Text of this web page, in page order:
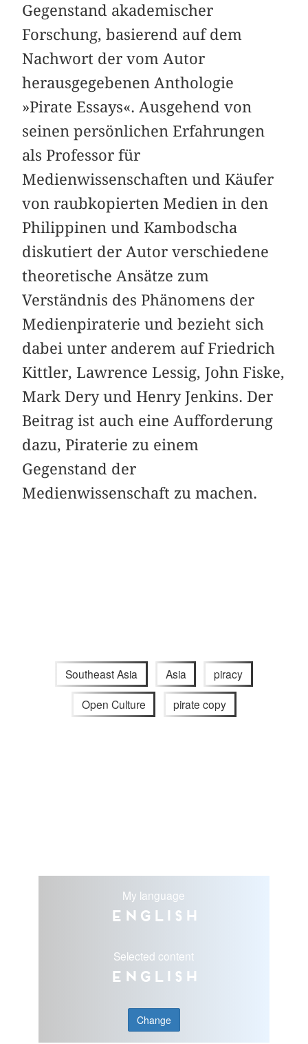
Gegenstand akademischer
Forschung, basierend auf dem
Nachwort der vom Autor
herausgegebenen Anthologie
»Pirate Essays«. Ausgehend von
seinen persönlichen Erfahrungen
als Professor für
Medienwissenschaften und Käufer
von raubkopierten Medien in den
Philippinen und Kambodscha
diskutiert der Autor verschiedene
theoretische Ansätze zum
Verständnis des Phänomens der
Medienpiraterie und bezieht sich
dabei unter anderem auf Friedrich
Kittler, Lawrence Lessig, John Fiske,
Mark Dery und Henry Jenkins. Der
Beitrag ist auch eine Aufforderung
dazu, Piraterie zu einem
Gegenstand der
Medienwissenschaft zu machen.
Southeast Asia Asia piracy
Open Culture pirate copy
My language
English
Selected content
English
Change